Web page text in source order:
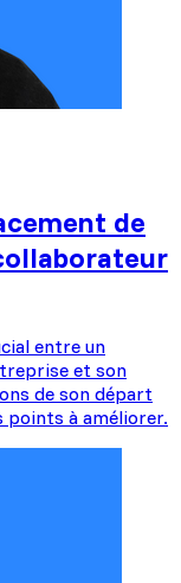
de
entre un
et son
de son départ
points à améliorer.